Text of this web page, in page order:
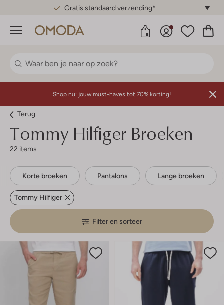
Gratis standaard verzending*
Menu
Shop nu: jouw must-haves tot 70% korting!
Terug
Tommy Hilfiger Broeken
22 items
Korte broeken Pantalons Lange broeken
Tommy Hilfiger
Filter en sorteer